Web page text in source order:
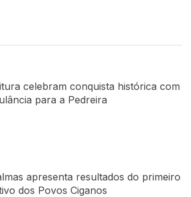
celebram conquista histórica com
para a Pedreira
apresenta resultados do primeiro
dos Povos Ciganos